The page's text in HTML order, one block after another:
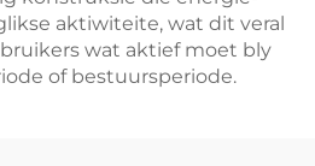
aktiwiteite, wat dit veral
wat aktief moet bly
of bestuursperiode.